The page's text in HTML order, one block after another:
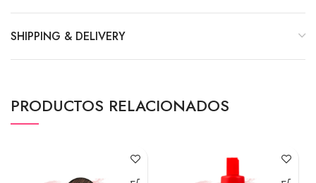
SHIPPING & DELIVERY
PRODUCTOS RELACIONADOS